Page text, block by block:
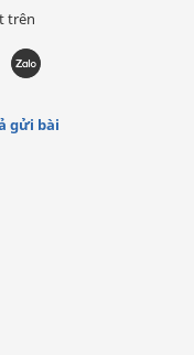
trên
gửi bài